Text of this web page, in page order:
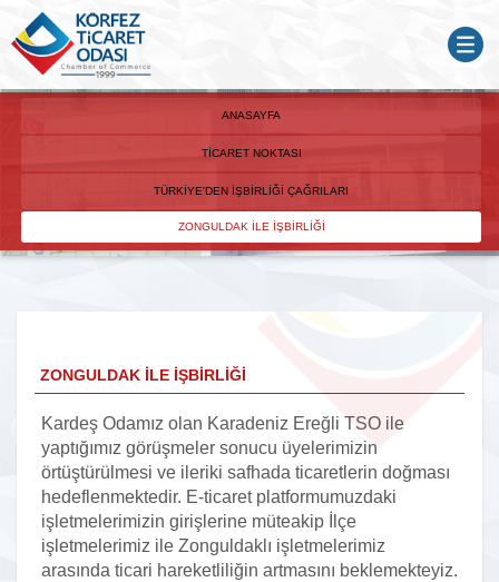
ANASAYFA
TICARET NOKTASI
TÜRKIYE'DEN İŞBIRLIĞI ÇAĞRILARI
ZONGULDAK İLE İŞBIRLIĞI
ZONGULDAK İLE İŞBIRLIĞI
Kardeş Odamız olan Karadeniz Ereğli TSO ile
yaptığımız görüşmeler sonucu üyelerimizin
örtüştürülmesi ve ileriki safhada ticaretlerin doğması
hedeflenmektedir. E-ticaret platformumuzdaki
işletmelerimizin girişlerine müteakip İlçe
işletmelerimiz ile Zonguldaklı işletmelerimiz
arasında ticari hareketliliğin artmasını beklemekteyiz.